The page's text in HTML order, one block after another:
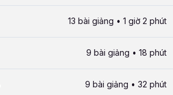
13 bài giảng • 1 giờ 2 phút
9 bài giảng • 18 phút
9 bài giảng • 32 phút